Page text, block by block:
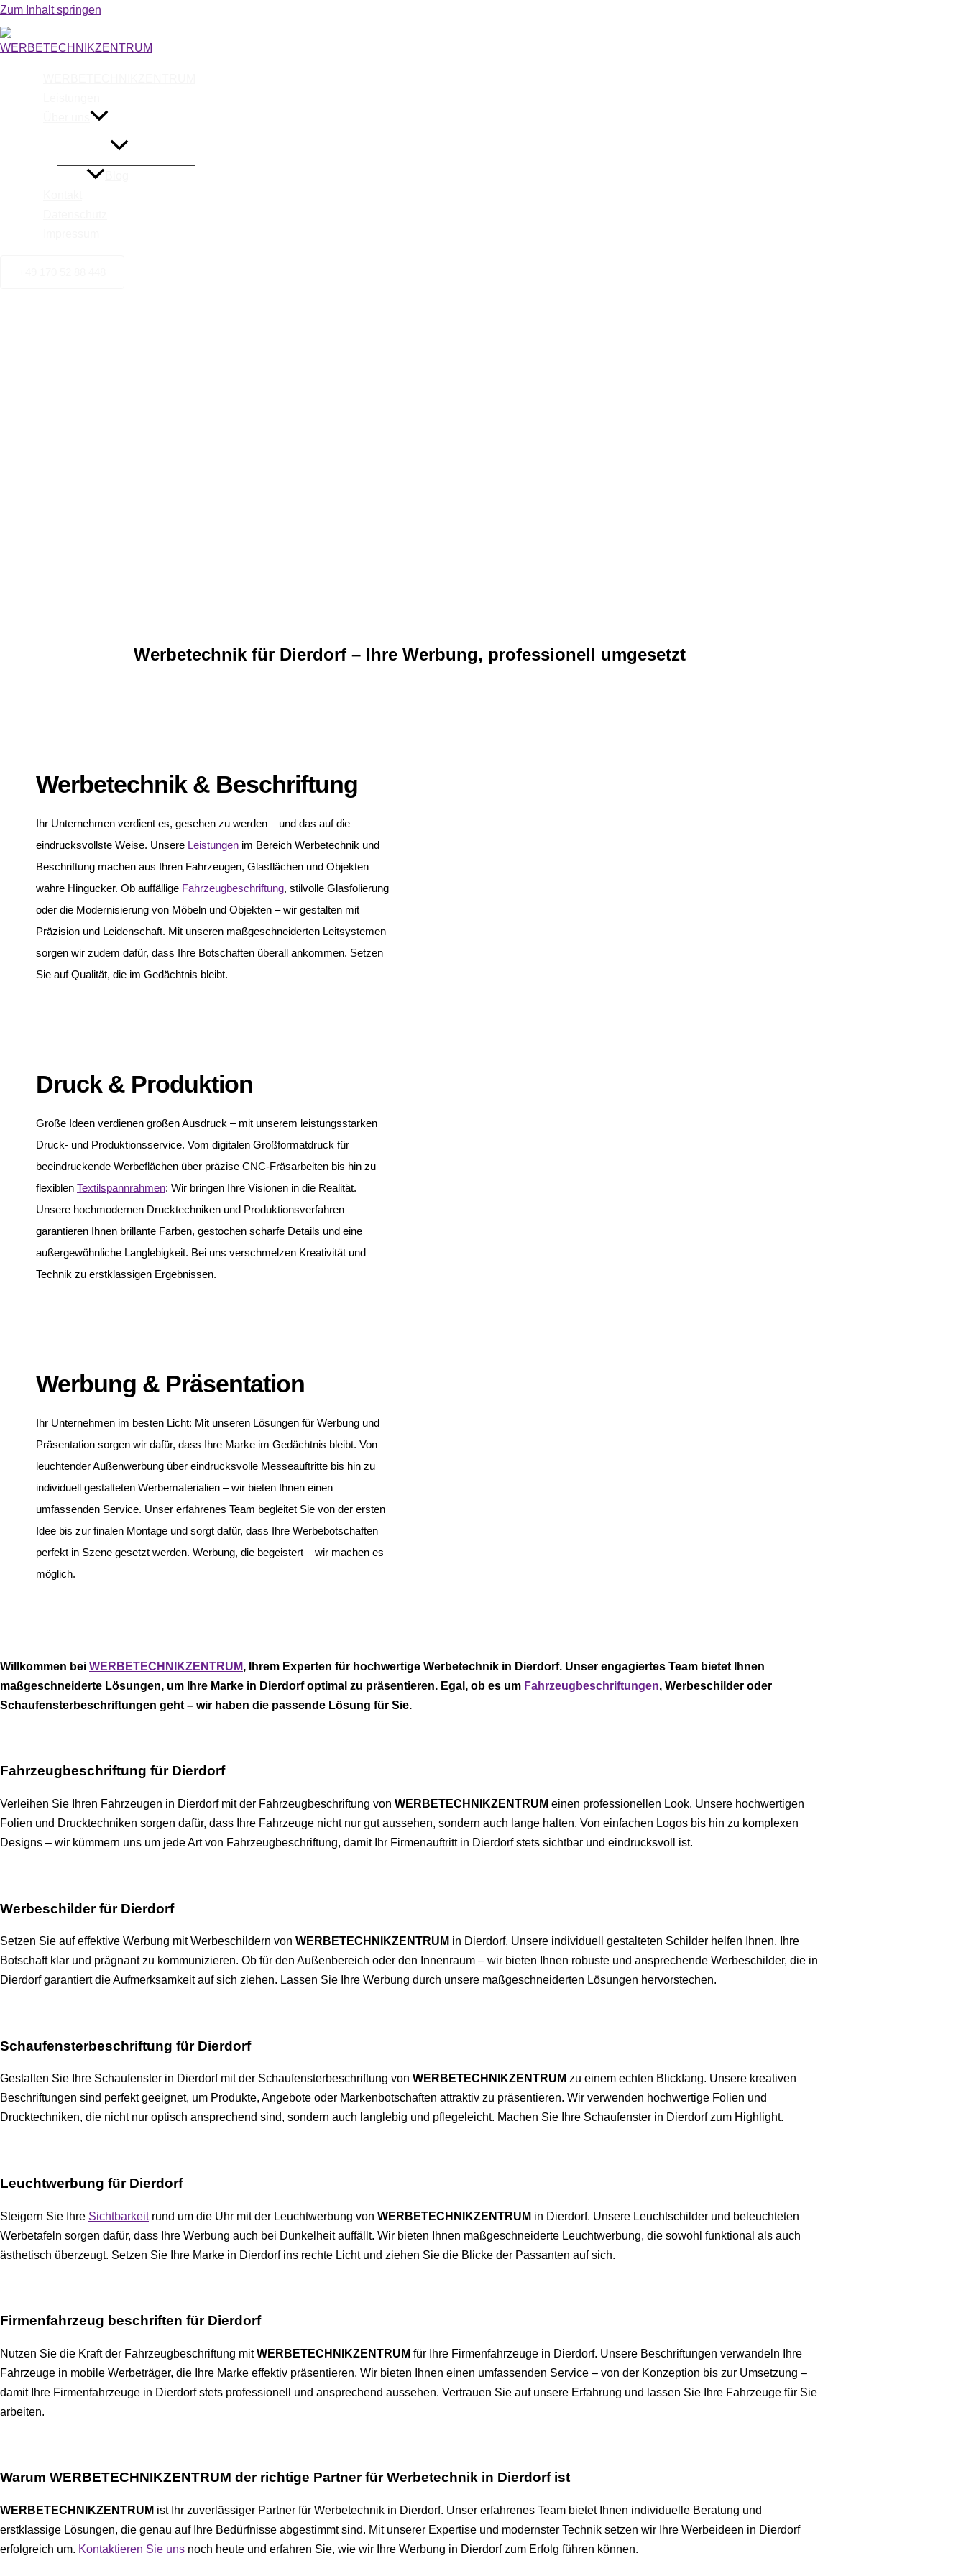
Zum Inhalt springen
Wir sind Ihr Werbetechnikpartner
Werbetechnik für Dierdorf – Ihre Werbung, professionell umgesetzt
Werbetechnik & Beschriftung
Ihr Unternehmen verdient es, gesehen zu werden – und das auf die
eindrucksvollste Weise. Unsere Leistungen im Bereich Werbetechnik und
Beschriftung machen aus Ihren Fahrzeugen, Glasflächen und Objekten
wahre Hingucker. Ob auffällige Fahrzeugbeschriftung, stilvolle Glasfolierung
oder die Modernisierung von Möbeln und Objekten – wir gestalten mit
Präzision und Leidenschaft. Mit unseren maßgeschneiderten Leitsystemen
sorgen wir zudem dafür, dass Ihre Botschaften überall ankommen. Setzen
Sie auf Qualität, die im Gedächtnis bleibt.
Druck & Produktion
Große Ideen verdienen großen Ausdruck – mit unserem leistungsstarken
Druck- und Produktionsservice. Vom digitalen Großformatdruck für
beeindruckende Werbeflächen über präzise CNC-Fräsarbeiten bis hin zu
flexiblen Textilspannrahmen: Wir bringen Ihre Visionen in die Realität.
Unsere hochmodernen Drucktechniken und Produktionsverfahren
garantieren Ihnen brillante Farben, gestochen scharfe Details und eine
außergewöhnliche Langlebigkeit. Bei uns verschmelzen Kreativität und
Technik zu erstklassigen Ergebnissen.
Werbung & Präsentation
Ihr Unternehmen im besten Licht: Mit unseren Lösungen für Werbung und
Präsentation sorgen wir dafür, dass Ihre Marke im Gedächtnis bleibt. Von
leuchtender Außenwerbung über eindrucksvolle Messeauftritte bis hin zu
individuell gestalteten Werbematerialien – wir bieten Ihnen einen
umfassenden Service. Unser erfahrenes Team begleitet Sie von der ersten
Idee bis zur finalen Montage und sorgt dafür, dass Ihre Werbebotschaften
perfekt in Szene gesetzt werden. Werbung, die begeistert – wir machen es
möglich.
Willkommen bei WERBETECHNIKZENTRUM, Ihrem Experten für hochwertige Werbetechnik in Dierdorf. Unser engagiertes Team bietet Ihnen
maßgeschneiderte Lösungen, um Ihre Marke in Dierdorf optimal zu präsentieren. Egal, ob es um Fahrzeugbeschriftungen, Werbeschilder oder
Schaufensterbeschriftungen geht – wir haben die passende Lösung für Sie.
Fahrzeugbeschriftung für Dierdorf
Verleihen Sie Ihren Fahrzeugen in Dierdorf mit der Fahrzeugbeschriftung von WERBETECHNIKZENTRUM einen professionellen Look. Unsere hochwertigen
Folien und Drucktechniken sorgen dafür, dass Ihre Fahrzeuge nicht nur gut aussehen, sondern auch lange halten. Von einfachen Logos bis hin zu komplexen
Designs – wir kümmern uns um jede Art von Fahrzeugbeschriftung, damit Ihr Firmenauftritt in Dierdorf stets sichtbar und eindrucksvoll ist.
Werbeschilder für Dierdorf
Setzen Sie auf effektive Werbung mit Werbeschildern von WERBETECHNIKZENTRUM in Dierdorf. Unsere individuell gestalteten Schilder helfen Ihnen, Ihre
Botschaft klar und prägnant zu kommunizieren. Ob für den Außenbereich oder den Innenraum – wir bieten Ihnen robuste und ansprechende Werbeschilder, die in
Dierdorf garantiert die Aufmerksamkeit auf sich ziehen. Lassen Sie Ihre Werbung durch unsere maßgeschneiderten Lösungen hervorstechen.
Schaufensterbeschriftung für Dierdorf
Gestalten Sie Ihre Schaufenster in Dierdorf mit der Schaufensterbeschriftung von WERBETECHNIKZENTRUM zu einem echten Blickfang. Unsere kreativen
Beschriftungen sind perfekt geeignet, um Produkte, Angebote oder Markenbotschaften attraktiv zu präsentieren. Wir verwenden hochwertige Folien und
Drucktechniken, die nicht nur optisch ansprechend sind, sondern auch langlebig und pflegeleicht. Machen Sie Ihre Schaufenster in Dierdorf zum Highlight.
Leuchtwerbung für Dierdorf
Steigern Sie Ihre Sichtbarkeitrund um die Uhr mit der Leuchtwerbung von WERBETECHNIKZENTRUM in Dierdorf. Unsere Leuchtschilder und beleuchteten
Werbetafeln sorgen dafür, dass Ihre Werbung auch bei Dunkelheit auffällt. Wir bieten Ihnen maßgeschneiderte Leuchtwerbung, die sowohl funktional als auch
ästhetisch überzeugt. Setzen Sie Ihre Marke in Dierdorf ins rechte Licht und ziehen Sie die Blicke der Passanten auf sich.
Firmenfahrzeug beschriften für Dierdorf
Nutzen Sie die Kraft der Fahrzeugbeschriftung mitWERBETECHNIKZENTRUM für Ihre Firmenfahrzeuge in Dierdorf. Unsere Beschriftungen verwandeln Ihre
Fahrzeuge in mobile Werbeträger, die Ihre Marke effektiv präsentieren. Wir bieten Ihnen einen umfassenden Service – von der Konzeption bis zur Umsetzung –
damit Ihre Firmenfahrzeuge in Dierdorf stets professionell und ansprechend aussehen. Vertrauen Sie auf unsere Erfahrung und lassen Sie Ihre Fahrzeuge für Sie
arbeiten.
Warum WERBETECHNIKZENTRUM der richtige Partner für Werbetechnik in Dierdorf ist
WERBETECHNIKZENTRUM ist Ihr zuverlässiger Partner für Werbetechnik in Dierdorf. Unser erfahrenes Team bietet Ihnen individuelle Beratung und
erstklassige Lösungen, die genau auf Ihre Bedürfnisse abgestimmt sind. Mit unserer Expertise und modernster Technik setzen wir Ihre Werbeideen in Dierdorf
erfolgreich um. Kontaktieren Sie uns noch heute und erfahren Sie, wie wir Ihre Werbung in Dierdorf zum Erfolg führen können.